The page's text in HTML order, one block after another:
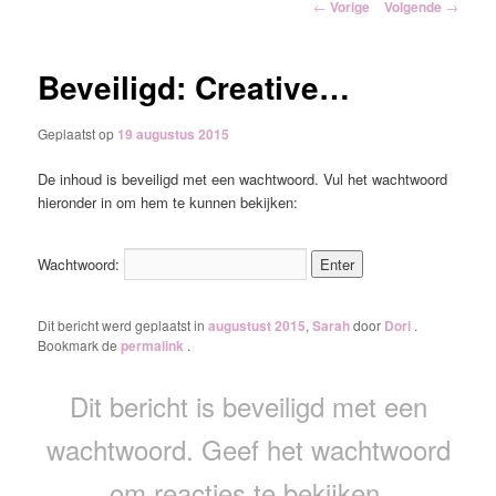
← Vorige Volgende →
Beveiligd: Creative…
Geplaatst op 19 augustus 2015
De inhoud is beveiligd met een wachtwoord. Vul het wachtwoord
hieronder in om hem te kunnen bekijken:
Wachtwoord:
Dit bericht werd geplaatst inaugustust 2015,Sarahdoor Dori .
Bookmark depermalink .
Dit bericht is beveiligd met een
wachtwoord. Geef het wachtwoord